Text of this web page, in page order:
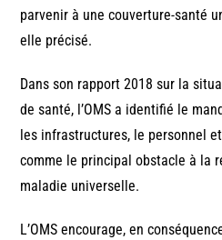
parvenir à une couverture-santé
elle précisé.
Dans son rapport 2018 sur la
de santé, l’OMS a identifié le
les infrastructures, le personnel
comme le principal obstacle à la
maladie universelle.
L’OMS encourage, en